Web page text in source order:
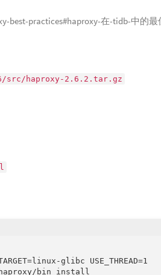
best-practices#haproxy-在-tidb-中的
src/haproxy-2.6.2.tar.gz
glibc USE_THREAD=1